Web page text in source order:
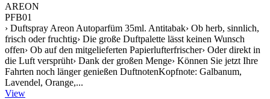
AREON
PFB01
› Duftspray Areon Autoparfüm 35ml. Antitabak› Ob herb, sinnlich,
frisch oder fruchtig› Die große Duftpalette lässt keinen Wunsch
offen› Ob auf den mitgelieferten Papierlufterfrischer› Oder direkt in
die Luft versprüht› Dank der großen Menge› Können Sie jetzt Ihre
Fahrten noch länger genießen DuftnotenKopfnote: Galbanum,
Lavendel, Orange,...
View